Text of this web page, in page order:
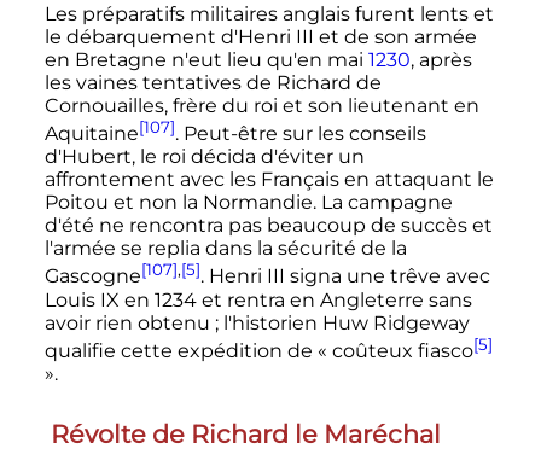
Les préparatifs militaires anglais furent lents et
le débarquement d'Henri III et de son armée
en Bretagne n'eut lieu qu'en mai 1230, après
les vaines tentatives de Richard de
Cornouailles, frère du roi et son lieutenant en
Aquitaine[107]. Peut-être sur les conseils
d'Hubert, le roi décida d'éviter un
affrontement avec les Français en attaquant le
Poitou et non la Normandie. La campagne
d'été ne rencontra pas beaucoup de succès et
l'armée se replia dans la sécurité de la
Gascogne[107],[5]. Henri III signa une trêve avec
Louis IX en 1234 et rentra en Angleterre sans
avoir rien obtenu ; l'historien Huw Ridgeway
qualifie cette expédition de « coûteux fiasco[5]
».
Révolte de Richard le Maréchal